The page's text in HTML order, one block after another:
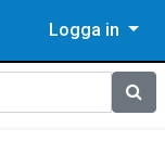
Logga in
Sök